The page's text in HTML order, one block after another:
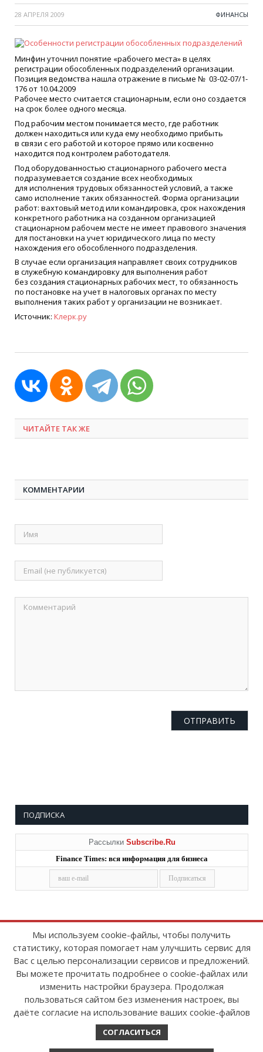
28 АПРЕЛЯ 2009 ФИНАНСЫ
Минфин уточнил понятие «рабочего места» в целях
регистрации обособленных подразделений организации.
Позиция ведомства нашла отражение в письме № 03-02-07/1-
176 от 10.04.2009
Рабочее место считается стационарным, если оно создается
на срок более одного месяца.
Под рабочим местом понимается место, где работник
должен находиться или куда ему необходимо прибыть
в связи с его работой и которое прямо или косвенно
находится под контролем работодателя.
Под оборудованностью стационарного рабочего места
подразумевается создание всех необходимых
для исполнения трудовых обязанностей условий, а также
само исполнение таких обязанностей. Форма организации
работ: вахтовый метод или командировка, срок нахождения
конкретного работника на созданном организацией
стационарном рабочем месте не имеет правового значения
для постановки на учет юридического лица по месту
нахождения его обособленного подразделения.
В случае если организация направляет своих сотрудников
в служебную командировку для выполнения работ
без создания стационарных рабочих мест, то обязанность
по постановке на учет в налоговых органах по месту
выполнения таких работ у организации не возникает.
Источник: Клерк.ру
ЧИТАЙТЕ ТАК ЖЕ
КОММЕНТАРИИ
ПОДПИСКА
Рассылки Subscribe.Ru
Finance Times: вся информация для бизнеса
Copyright © 2008-2026FinanceTimes
Зарегистрировано в Роскомнадзоре
Свидетельство о регистрации СМИ:
серия Эл № ФС77-86300 от 10 ноября 2023 г
Мы используем cookie-файлы, чтобы получить
статистику, которая помогает нам улучшить сервис для
Вас с целью персонализации сервисов и предложений.
Вы можете прочитать подробнее о cookie-файлах или
изменить настройки браузера. Продолжая
пользоваться сайтом без изменения настроек, вы
даёте согласие на использование ваших cookie-файлов
СОГЛАСИТЬСЯ